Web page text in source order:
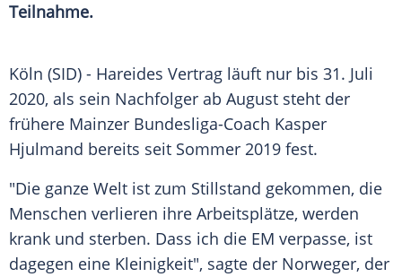
Teilnahme.
Köln (SID) - Hareides Vertrag läuft nur bis 31. Juli
2020, als sein Nachfolger ab August steht der
frühere Mainzer Bundesliga-Coach Kasper
Hjulmand bereits seit Sommer 2019 fest.
"Die ganze Welt ist zum Stillstand gekommen, die
Menschen verlieren ihre Arbeitsplätze, werden
krank und sterben. Dass ich die EM verpasse, ist
dagegen eine Kleinigkeit", sagte der Norweger, der